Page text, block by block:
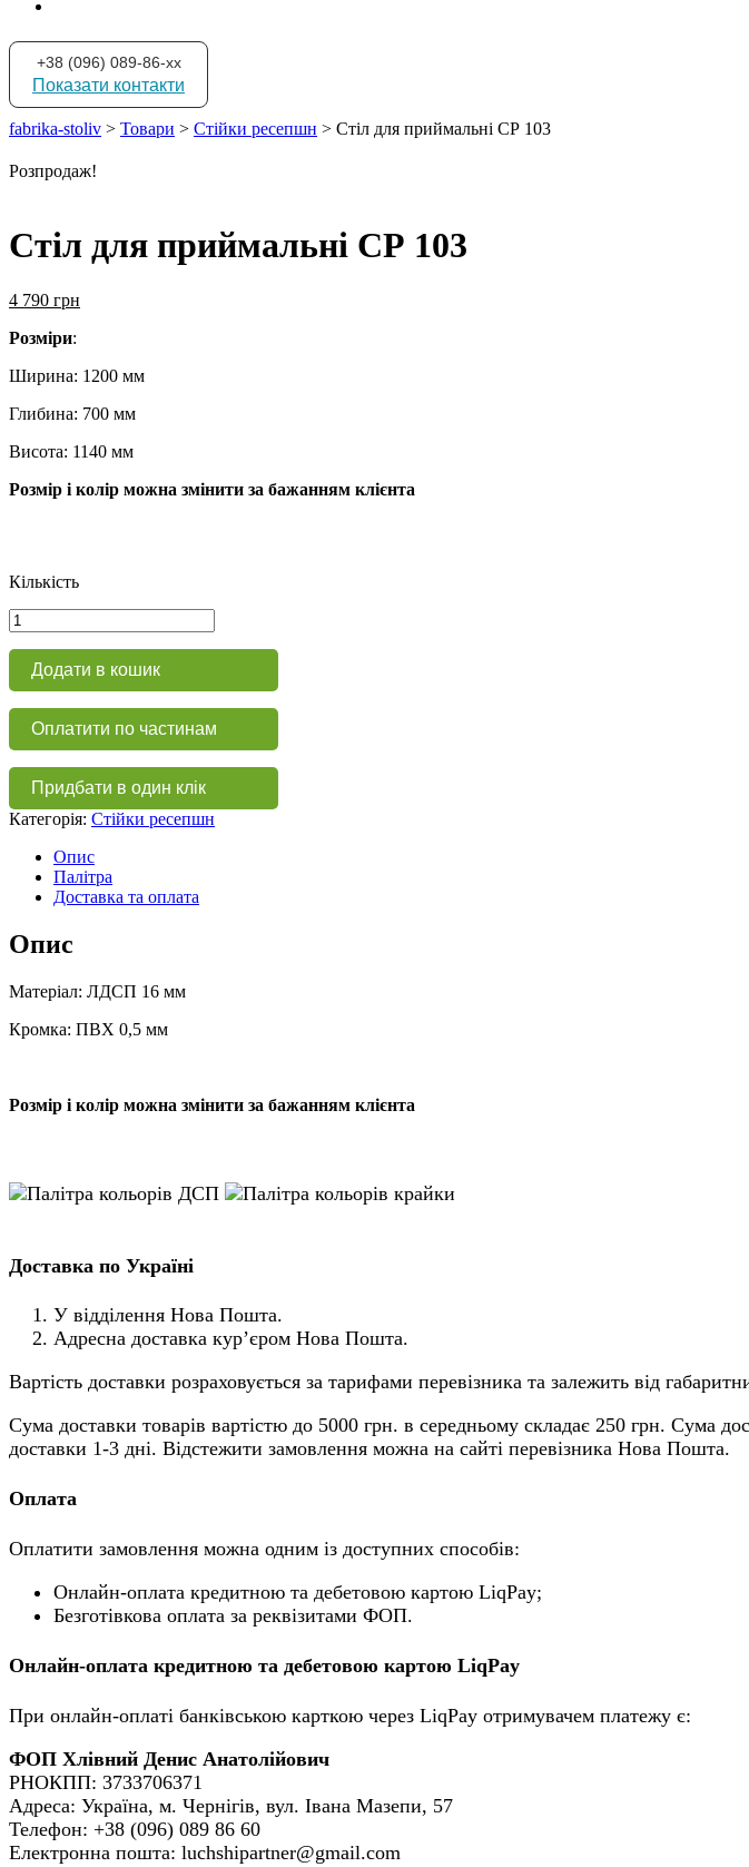
+38 (096) 089-86-xx
Показати контакти
fabrika-stoliv > Товари > Стійки ресепшн > Стіл для приймальні СР 103
Розпродаж!
Стіл для приймальні СР 103
4 790 грн
Розміри:
Ширина: 1200 мм
Глибина: 700 мм
Висота: 1140 мм
Розмір і колір можна змінити за бажанням клієнта
Кількість
Стіл
для
приймальні
103
кількість
Додати в кошик
Оплатити по частинам
Придбати в один клік
Категорія: Стійки ресепшн
Опис
Палітра
Доставка та оплата
Опис
Матеріал: ЛДСП 16 мм
Кромка: ПВХ 0,5 мм
Розмір і колір можна змінити за бажанням клієнта
Доставка по Україні
У відділення Нова Пошта.
Адресна доставка кур’єром Нова Пошта.
Вартість доставки розраховується за тарифами перевізника та залежить від
Сума доставки товарів вартістю до 5000 грн. в середньому складає 250 грн. Сума
доставки 1-3 дні. Відстежити замовлення можна на сайті перевізника Нова Пошта.
Оплата
Оплатити замовлення можна одним із доступних способів:
Онлайн-оплата кредитною та дебетовою картою LiqPay;
Безготівкова оплата за реквізитами ФОП.
Онлайн-оплата кредитною та дебетовою картою LiqPay
При онлайн-оплаті банківською карткою через LiqPay отримувачем платежу є:
ФОП Хлівний Денис Анатолійович
РНОКПП: 3733706371
Адреса: Україна, м. Чернігів, вул. Івана Мазепи, 57
Телефон: +38 (096) 089 86 60
Електронна пошта: luchshipartner@gmail.com